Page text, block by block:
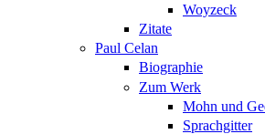
Woyzeck
Zitate
Paul Celan
Biographie
Zum Werk
Mohn und
Sprachgitter